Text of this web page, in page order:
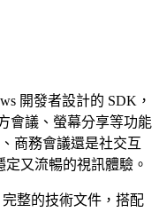
開發者設計的 SDK，
會議、螢幕分享等功能
商務會議還是社交互
定又流暢的視訊體驗。
整的技術文件，搭配